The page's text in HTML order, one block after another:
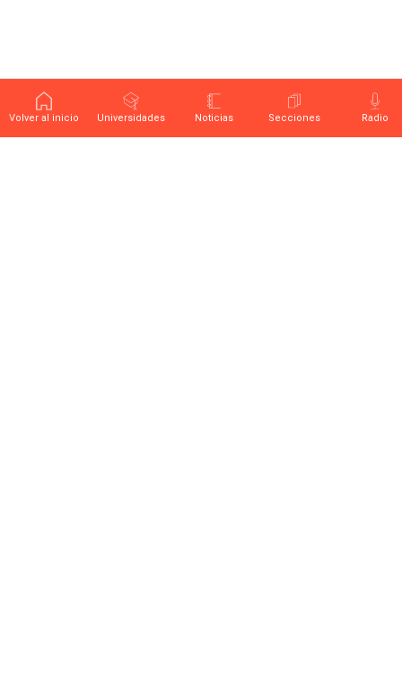
Volver al inicio Universidades Noticias Secciones Radio